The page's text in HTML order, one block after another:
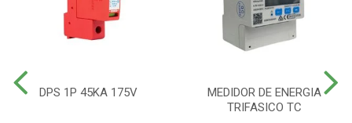
DPS 1P 45KA 175V
MEDIDOR DE ENERGIA
TRIFASICO TC